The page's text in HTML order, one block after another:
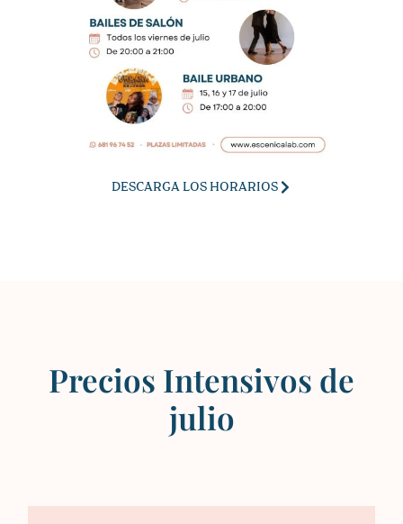
DESCARGA LOS HORARIOS
Precios Intensivos de
julio